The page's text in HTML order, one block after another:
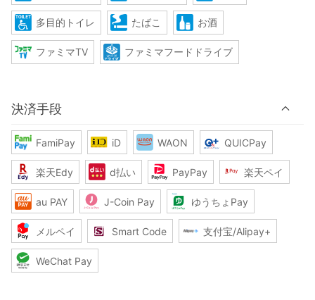
多目的トイレ たばこ お酒
ファミマTV ファミマフードドライブ
決済手段
FamiPay iD WAON QUICPay
楽天Edy d払い PayPay 楽天ペイ
au PAY J-Coin Pay ゆうちょPay
メルペイ Smart Code 支付宝/Alipay+
WeChat Pay